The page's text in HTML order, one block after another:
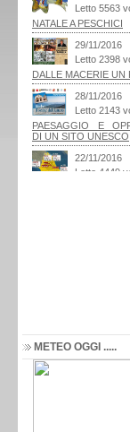
METEO OGGI .....